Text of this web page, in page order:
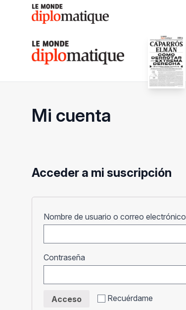
Le monde diplomatique
Mi cuenta
Acceder a mi suscripción
Nombre de usuario o correo electrónico
Contraseña
Recuérdame
Acceso